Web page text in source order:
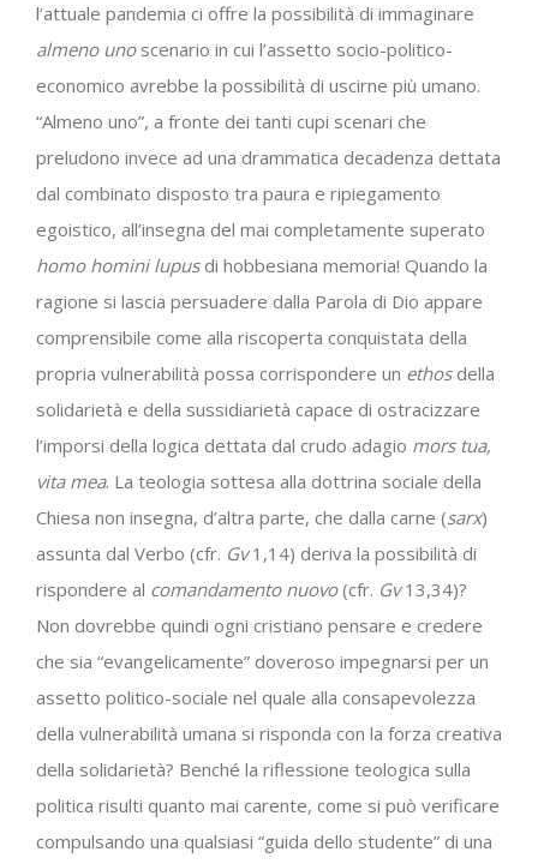
l’attuale pandemia ci offre la possibilità di immaginare
almeno uno scenario in cui l’assetto socio-politico-
economico avrebbe la possibilità di uscirne più umano.
“Almeno uno”, a fronte dei tanti cupi scenari che
preludono invece ad una drammatica decadenza dettata
dal combinato disposto tra paura e ripiegamento
egoistico, all’insegna del mai completamente superato
homo homini lupus di hobbesiana memoria! Quando la
ragione si lascia persuadere dalla Parola di Dio appare
comprensibile come alla riscoperta conquistata della
propria vulnerabilità possa corrispondere un ethos della
solidarietà e della sussidiarietà capace di ostracizzare
l’imporsi della logica dettata dal crudo adagio mors tua,
vita mea. La teologia sottesa alla dottrina sociale della
Chiesa non insegna, d’altra parte, che dalla carne (sarx)
assunta dal Verbo (cfr. Gv1,14) deriva la possibilità di
rispondere al comandamento nuovo(cfr. Gv13,34)?
Non dovrebbe quindi ogni cristiano pensare e credere
che sia “evangelicamente” doveroso impegnarsi per un
assetto politico-sociale nel quale alla consapevolezza
della vulnerabilità umana si risponda con la forza creativa
della solidarietà? Benché la riflessione teologica sulla
politica risulti quanto mai carente, come si può verificare
compulsando una qualsiasi “guida dello studente” di una